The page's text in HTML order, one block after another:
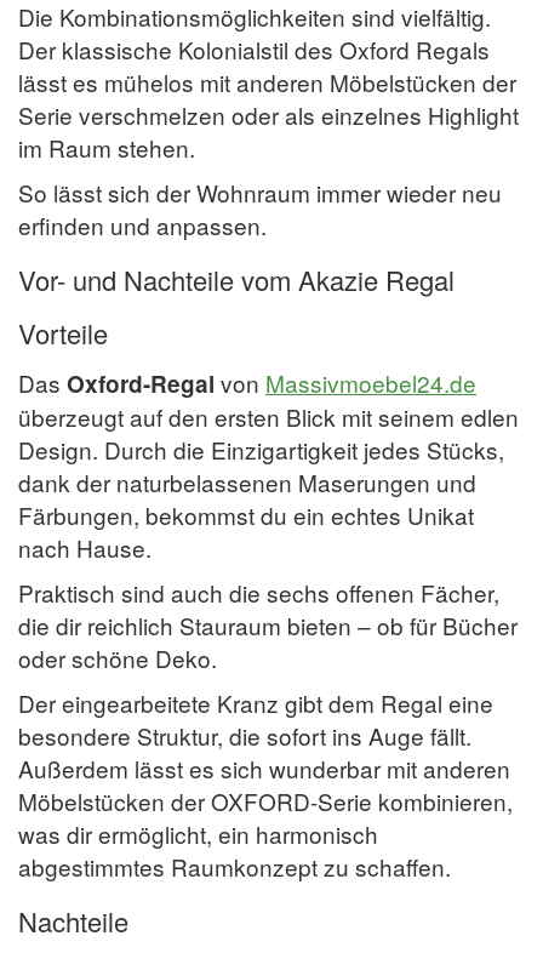
Die Kombinationsmöglichkeiten sind vielfältig.
Der klassische Kolonialstil des Oxford Regals
lässt es mühelos mit anderen Möbelstücken der
Serie verschmelzen oder als einzelnes Highlight
im Raum stehen.
So lässt sich der Wohnraum immer wieder neu
erfinden und anpassen.
Vor- und Nachteile vom Akazie Regal
Vorteile
Das Oxford-Regal von Massivmoebel24.de
überzeugt auf den ersten Blick mit seinem edlen
Design. Durch die Einzigartigkeit jedes Stücks,
dank der naturbelassenen Maserungen und
Färbungen, bekommst du ein echtes Unikat
nach Hause.
Praktisch sind auch die sechs offenen Fächer,
die dir reichlich Stauraum bieten – ob für Bücher
oder schöne Deko.
Der eingearbeitete Kranz gibt dem Regal eine
besondere Struktur, die sofort ins Auge fällt.
Außerdem lässt es sich wunderbar mit anderen
Möbelstücken der OXFORD-Serie kombinieren,
was dir ermöglicht, ein harmonisch
abgestimmtes Raumkonzept zu schaffen.
Nachteile